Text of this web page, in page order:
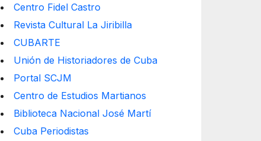
Centro Fidel Castro
Revista Cultural La Jiribilla
CUBARTE
Unión de Historiadores de Cuba
Portal SCJM
Centro de Estudios Martianos
Biblioteca Nacional José Martí
Cuba Periodistas